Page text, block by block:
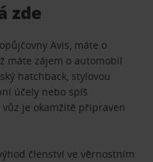
zde
Avis, máte o
máte zájem o automobil
hatchback, stylovou
účely nebo spíš
je okamžitě připraven
členství ve věrnostním